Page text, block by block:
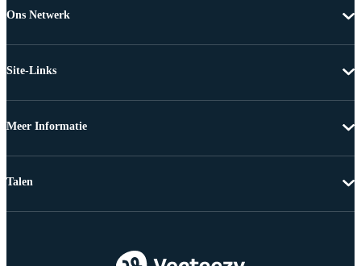
Ons Netwerk
Site-Links
Meer Informatie
Talen